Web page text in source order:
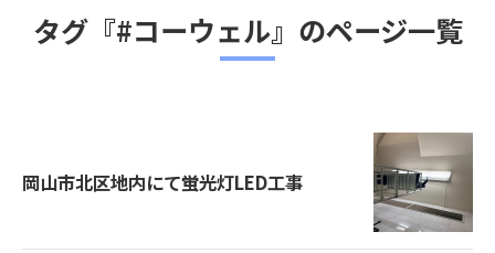
タグ『#コーウェル』のページ一覧
岡山市北区地内にて蛍光灯LED工事